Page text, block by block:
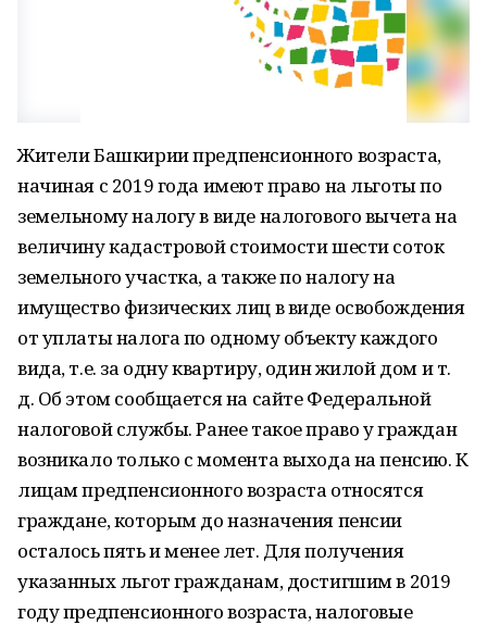
Жители Башкирии предпенсионного возраста,
начиная с 2019 года имеют право на льготы по
земельному налогу в виде налогового вычета на
величину кадастровой стоимости шести соток
земельного участка, а также по налогу на
имущество физических лиц в виде освобождения
от уплаты налога по одному объекту каждого
вида, т.е. за одну квартиру, один жилой дом и т.
д. Об этом сообщается на сайте Федеральной
налоговой службы. Ранее такое право у граждан
возникало только с момента выхода на пенсию. К
лицам предпенсионного возраста относятся
граждане, которым до назначения пенсии
осталось пять и менее лет. Для получения
указанных льгот гражданам, достигшим в 2019
году предпенсионного возраста, налоговые